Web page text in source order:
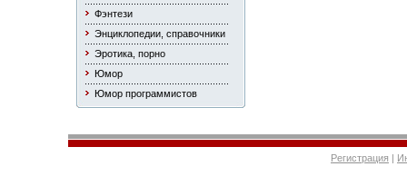
Фэнтези
Энциклопедии, справочники
Эротика, порно
Юмор
Юмор программистов
Регистрация |